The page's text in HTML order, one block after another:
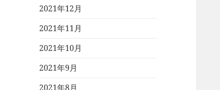
2021年12月
2021年11月
2021年10月
2021年9月
2021年8月